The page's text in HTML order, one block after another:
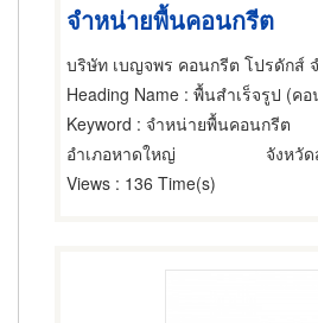
จำหน่ายพื้นคอนกรีต
บริษัท เบญจพร คอนกรีต โปรดักส์
Heading Name : พื้นสำเร็จรูป (คอนกรี
Keyword : จำหน่ายพื้นคอนกรีต
อำเภอหาดใหญ่
จังหวั
Views : 136 Time(s)